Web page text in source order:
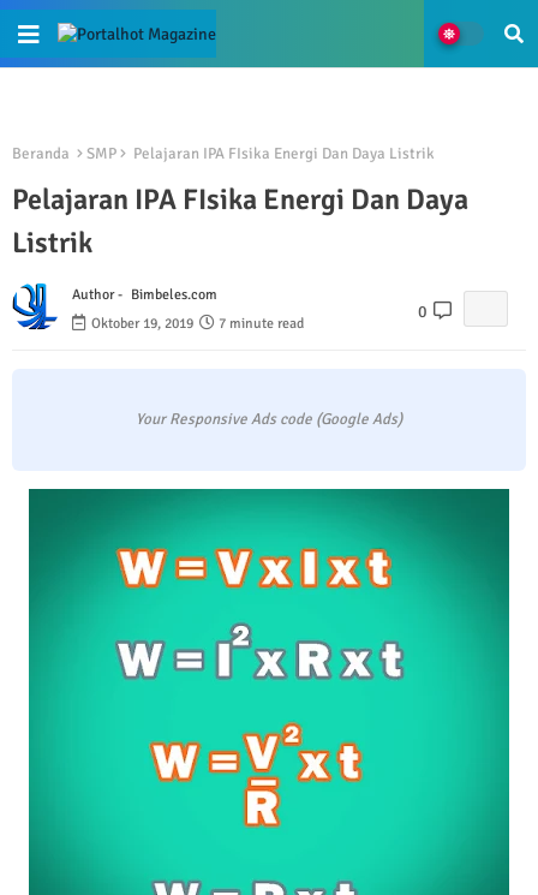
Beranda SMP Pelajaran IPA FIsika Energi Dan Daya Listrik
Pelajaran IPA FIsika Energi Dan Daya
Listrik
Author - Bimbeles.com
Oktober 19, 2019
7 minute read
0
Your Responsive Ads code (Google Ads)